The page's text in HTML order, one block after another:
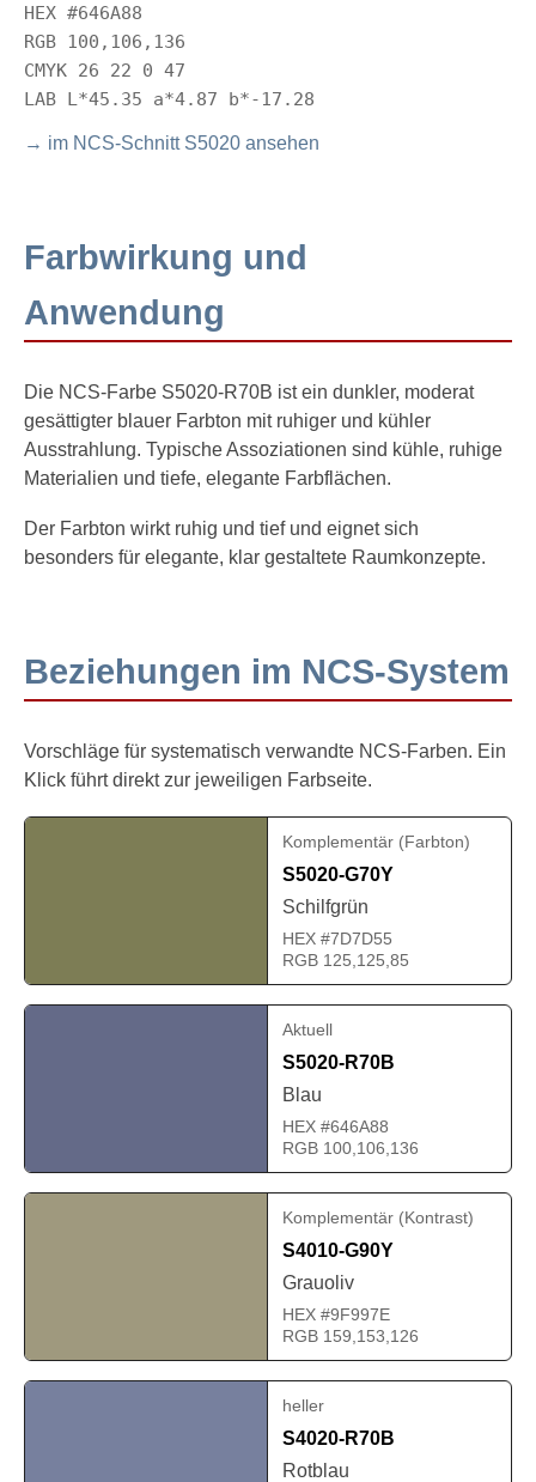
HEX #646A88
RGB 100,106,136
CMYK 26 22 0 47
LAB L*45.35 a*4.87 b*-17.28
→ im NCS-Schnitt S5020 ansehen
Farbwirkung und
Anwendung
Die NCS-Farbe S5020-R70B ist ein dunkler, moderat
gesättigter blauer Farbton mit ruhiger und kühler
Ausstrahlung. Typische Assoziationen sind kühle, ruhige
Materialien und tiefe, elegante Farbflächen.
Der Farbton wirkt ruhig und tief und eignet sich
besonders für elegante, klar gestaltete Raumkonzepte.
Beziehungen im NCS-System
Vorschläge für systematisch verwandte NCS-Farben. Ein
Klick führt direkt zur jeweiligen Farbseite.
Komplementär (Farbton)
S5020-G70Y
Schilfgrün
HEX #7D7D55
RGB 125,125,85
Aktuell
S5020-R70B
Blau
HEX #646A88
RGB 100,106,136
Komplementär (Kontrast)
S4010-G90Y
Grauoliv
HEX #9F997E
RGB 159,153,126
heller
S4020-R70B
Rotblau